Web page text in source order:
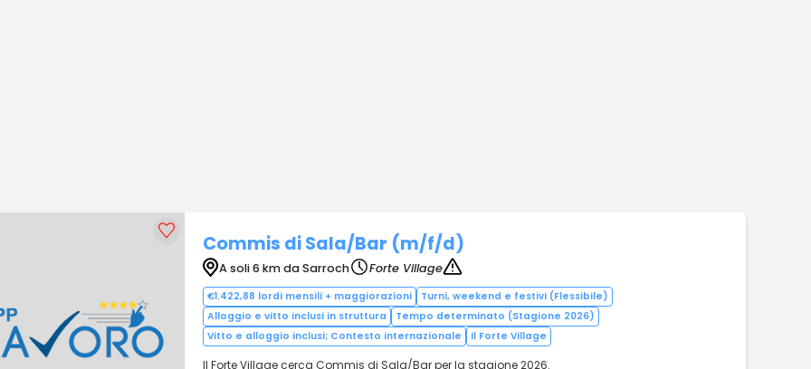
Commis di Sala/Bar (m/f/d)
A soli 6 km da Sarroch Forte Village
€1.422,88 lordi mensili + maggiorazioni
Turni, weekend e festivi (Flessibile)
Alloggio e vitto inclusi in struttura
Tempo determinato (Stagione 2026)
Vitto e alloggio inclusi; Contesto internazionale
Il Forte Village
Il Forte Village cerca Commis di Sala/Bar per la stagione 2026.